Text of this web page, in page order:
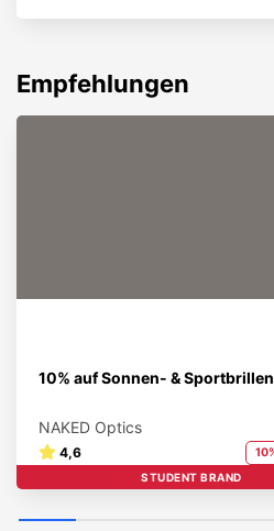
Empfehlungen
10% auf Sonnen- & Sportbrillen
NAKED Optics
4,6
STUDENT BRAND